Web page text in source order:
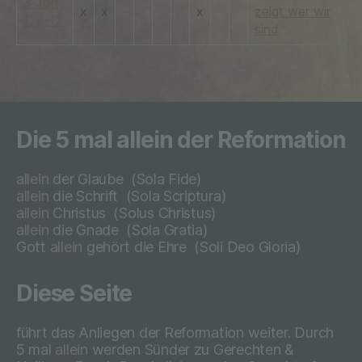
x x x
Die 5 mal allein der Reformation
allein der Glaube (Sola Fide)
allein die Schrift
(Sola Scriptura)
allein Christus (Solus Christus)
allein die Gnade (Sola Gratia)
Gott allein gehört die Ehre (Soli Deo Gloria)
Diese Seite
führt das Anliegen der Reformation weiter. Durch
5 mal allein werden Sünder zu Gerechten &
physiologischen, genetischen,
oder identifizierbare natürliche Person,
deren personenbezogene Daten von dem
für die Verarbeitung Verantwortlichen
verarbeitet werden.
c) Verarbeitung
Verarbeitung ist jeder mit oder ohne Hilfe
automatisierter Verfahren ausgeführte